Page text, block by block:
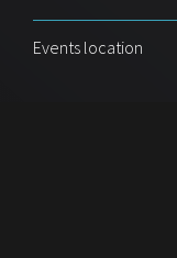
Events location